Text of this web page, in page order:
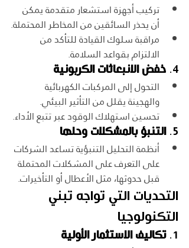
تركيب أجهزة استشعار متقدمة يمكن
أن يحذر السائقين من المخاطر المحتملة.
مراقبة سلوك القيادة للتأكد من
الالتزام بقواعد السلامة.
4. خفض الانبعاثات الكربونية
التحول إلى المركبات الكهربائية
والهجينة يقلل من التأثير البيئي.
تحسين استهلاك الوقود عبر تتبع الأداء.
5. التنبؤ بالمشكلات وحلها
أنظمة التحليل التنبؤية تساعد الشركات
على التعرف على المشكلات المحتملة
قبل حدوثها، مثل الأعطال أو التأخيرات.
التحديات التي تواجه تبني
التكنولوجيا
1. تكاليف الاستثمار الأولية